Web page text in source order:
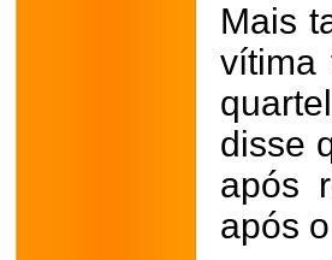
Mais
vítima
disse
após
após